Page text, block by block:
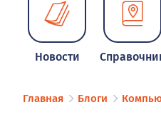
Новости
Главная Блоги